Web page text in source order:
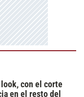
con el corte
en el resto del